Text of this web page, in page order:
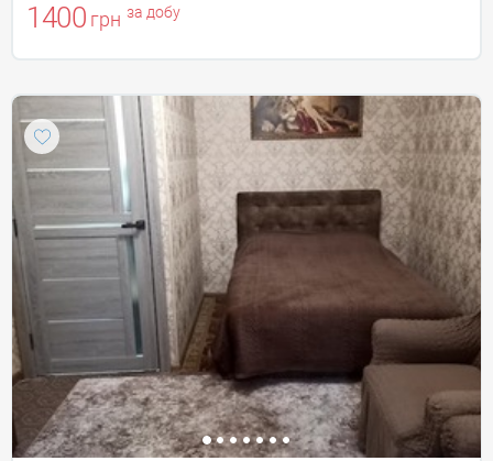
1400 грн за добу